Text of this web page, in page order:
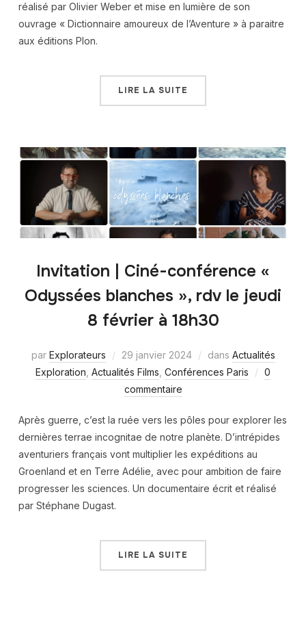
réalisé par Olivier Weber et mise en lumière de son
ouvrage « Dictionnaire amoureux de l’Aventure » à paraitre
aux éditions Plon.
LIRE LA SUITE
Invitation | Ciné-conférence «
Odyssées blanches », rdv le jeudi
8 février à 18h30
par Explorateurs 29 janvier 2024 dans Actualités
Exploration Actualités Films Conférences Paris
0
commentaire
Après guerre, c’est la ruée vers les pôles pour explorer les
dernières terrae incognitae de notre planète. D’intrépides
aventuriers français vont multiplier les expéditions au
Groenland et en Terre Adélie, avec pour ambition de faire
progresser les sciences. Un documentaire écrit et réalisé
par Stéphane Dugast.
LIRE LA SUITE